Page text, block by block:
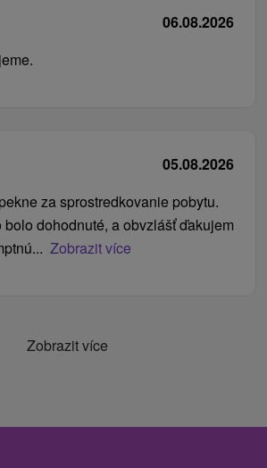
06.08.2026
05.08.2026
za sprostredkovanie pobytu.
dohodnuté, a obvzlášť ďakujem
Zobrazit více
Zobrazit více